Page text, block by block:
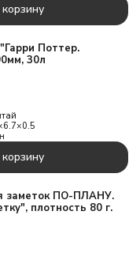
Поттер.
30л
заметок ПО-ПЛАНУ.
плотность 80 г.